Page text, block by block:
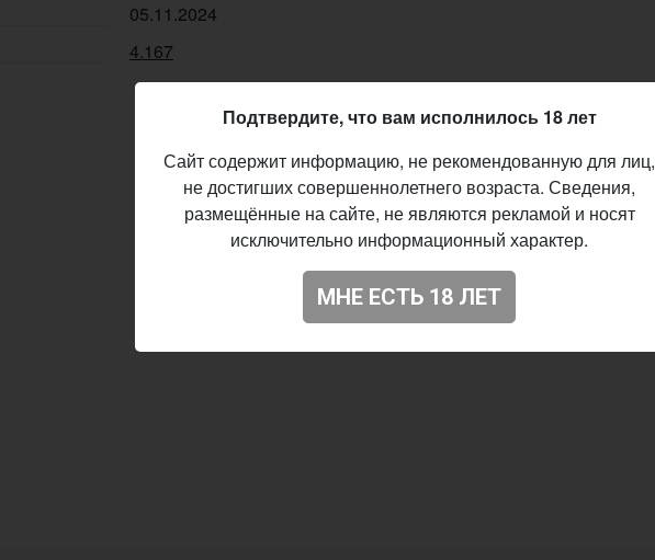
05.11.2024
4.167
Подтвердите, что вам исполнилось 18 лет
Сайт содержит информацию, не рекомендованную для лиц,
не достигших совершеннолетнего возраста. Сведения,
размещённые на сайте, не являются рекламой и носят
исключительно информационный характер.
МНЕ ЕСТЬ 18 ЛЕТ